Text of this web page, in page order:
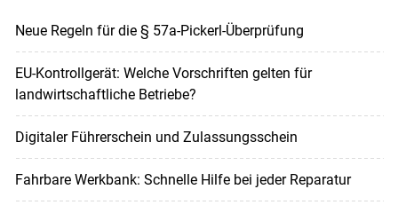
Neue Regeln für die § 57a-Pickerl-Überprüfung
EU-Kontrollgerät: Welche Vorschriften gelten für
landwirtschaftliche Betriebe?
Digitaler Führerschein und Zulassungsschein
Fahrbare Werkbank: Schnelle Hilfe bei jeder Reparatur